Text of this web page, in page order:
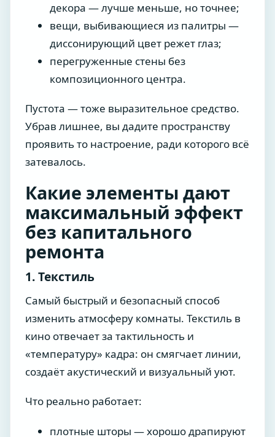
декора — лучше меньше, но точнее;
вещи, выбивающиеся из палитры —
диссонирующий цвет режет глаз;
перегруженные стены без
композиционного центра.
Пустота — тоже выразительное средство.
Убрав лишнее, вы дадите пространству
проявить то настроение, ради которого всё
затевалось.
Какие элементы дают
максимальный эффект
без капитального
ремонта
1. Текстиль
Самый быстрый и безопасный способ
изменить атмосферу комнаты. Текстиль в
кино отвечает за тактильность и
«температуру» кадра: он смягчает линии,
создаёт акустический и визуальный уют.
Что реально работает:
плотные шторы — хорошо драпируют